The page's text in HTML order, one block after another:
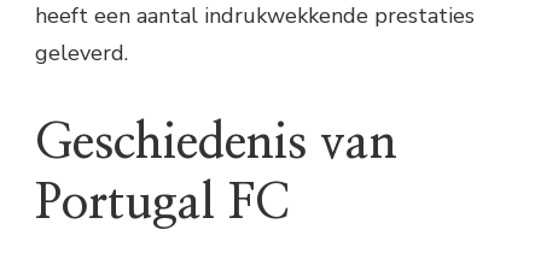
heeft een aantal indrukwekkende prestaties
geleverd.
Geschiedenis van
Portugal FC